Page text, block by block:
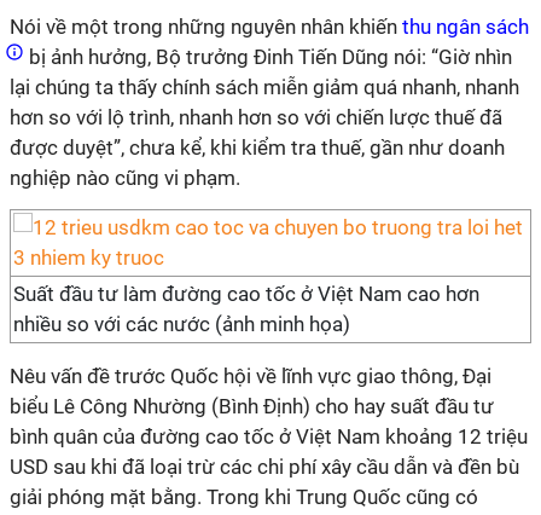
Nói về một trong những nguyên nhân khiến thu ngân sách
bị ảnh hưởng, Bộ trưởng Đinh Tiến Dũng nói: “Giờ nhìn
lại chúng ta thấy chính sách miễn giảm quá nhanh, nhanh
hơn so với lộ trình, nhanh hơn so với chiến lược thuế đã
được duyệt”, chưa kể, khi kiểm tra thuế, gần như doanh
nghiệp nào cũng vi phạm.
Suất đầu tư làm đường cao tốc ở Việt Nam cao hơn
nhiều so với các nước (ảnh minh họa)
Nêu vấn đề trước Quốc hội về lĩnh vực giao thông, Đại
biểu Lê Công Nhường (Bình Định) cho hay suất đầu tư
bình quân của đường cao tốc ở Việt Nam khoảng 12 triệu
USD sau khi đã loại trừ các chi phí xây cầu dẫn và đền bù
giải phóng mặt bằng. Trong khi Trung Quốc cũng có